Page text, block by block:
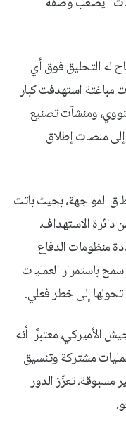
له التحليق فوق أي
مباغتة استهدفت كبار
ومنشآت تصنيع
إلى منصات إطلاق
المواجهة، بحيث باتت
الاستهداف،
منظومات الدفاع
باستمرار العمليات
تحولها إلى خطر فعلي.
الأميركي، معتبرًا أنه
مشتركة وتنسيق
تعزّز الدور